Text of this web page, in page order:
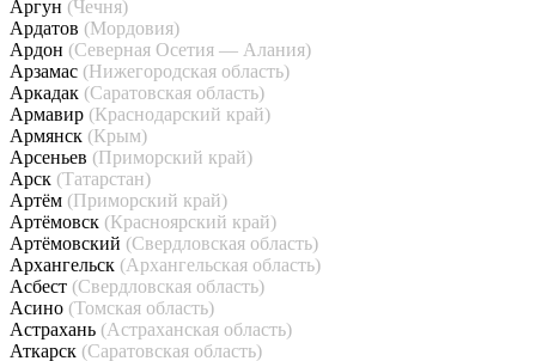
Аргун (Чечня)
Ардатов (Мордовия)
Ардон (Северная Осетия — Алания)
Арзамас (Нижегородская область)
Аркадак (Саратовская область)
Армавир (Краснодарский край)
Армянск (Крым)
Арсеньев (Приморский край)
Арск (Татарстан)
Артём (Приморский край)
Артёмовск (Красноярский край)
Артёмовский (Свердловская область)
Архангельск (Архангельская область)
Асбест (Свердловская область)
Асино (Томская область)
Астрахань (Астраханская область)
Аткарск (Саратовская область)